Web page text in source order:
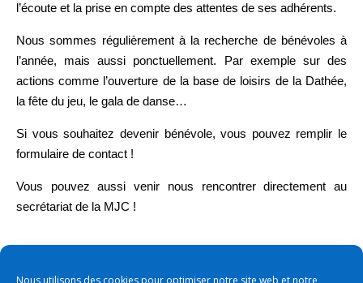
Nous utilisons des cookies pour optimiser notre site web et notre
l’écoute et la prise en compte des attentes de ses adhérents.
Nous sommes régulièrement à la recherche de bénévoles à
l’année, mais aussi ponctuellement. Par exemple sur des
actions comme l’ouverture de la base de loisirs de la Dathée,
la fête du jeu, le gala de danse…
Si vous souhaitez devenir bénévole, vous pouvez remplir le
formulaire de contact !
Vous pouvez aussi venir nous rencontrer directement au
secrétariat de la MJC !